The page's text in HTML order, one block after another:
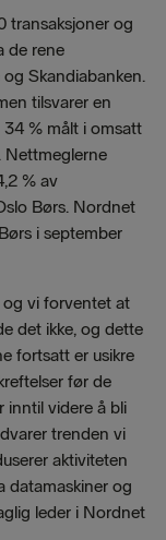
transaksjoner og
de rene
Skandiabanken.
tilsvarer en
34 % målt i omsatt
Nettmeglerne
% av
Børs. Nordnet
i september
vi forventet at
det ikke, og dette
fortsatt er usikre
før de
inntil videre å bli
trenden vi
aktiviteten
datamaskiner og
leder i Nordnet